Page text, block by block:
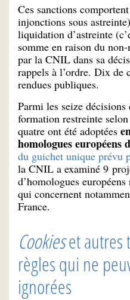
Ces sanctions comportent
injonctions sous
liquidation d’astreinte
somme en raison du
par la CNIL dans sa
rappels à l’ordre. Dix de
rendues publiques.
Parmi les seize
formation restreinte
quatre ont été adoptées
homologues européens
du guichet unique prévu
la CNIL a examiné 9
d’homologues
qui concernent
France.
Cookieset autres
règles qui ne
ignorées